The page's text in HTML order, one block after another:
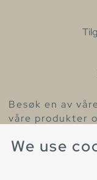
We use
Besøk en av
våre produkter